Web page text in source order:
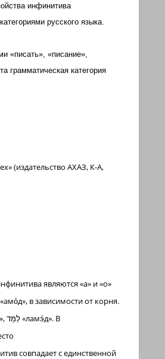
инфинитива
русского языка.
«писать», «писание»,
грамматическая категория
(издательство АХАЗ, К-А,